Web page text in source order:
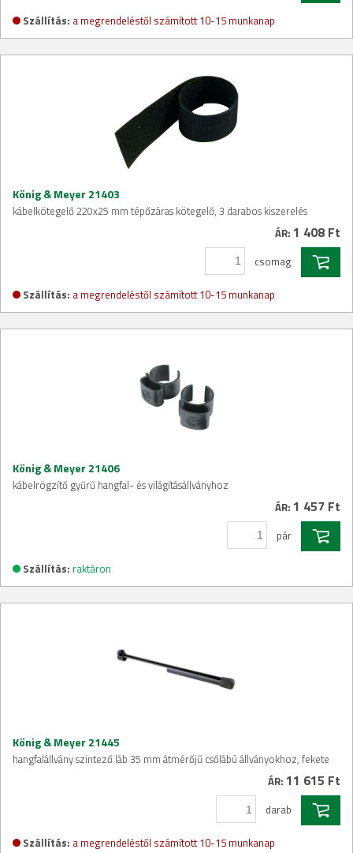
Szállítás: a megrendeléstől számított 10-15 munkanap
König & Meyer 21403
kábelkötegelő 220x25 mm tépőzáras kötegelő, 3 darabos kiszerelés
ÁR: 1 408 Ft
csomag
Szállítás: a megrendeléstől számított 10-15 munkanap
König & Meyer 21406
kábelrögzítő gyűrű hangfal- és világításállványhoz
ÁR: 1 457 Ft
pár
Szállítás: raktáron
König & Meyer 21445
hangfalállvány szintező láb 35 mm átmérőjű csőlábú állványokhoz, fekete
ÁR: 11 615 Ft
darab
Szállítás: a megrendeléstől számított 10-15 munkanap